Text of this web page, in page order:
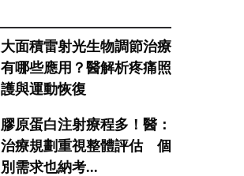
大面積雷射光生物調節治療
有哪些應用？醫解析疼痛照
護與運動恢復
膠原蛋白注射療程多！醫：
治療規劃重視整體評估 個
別需求也納考...